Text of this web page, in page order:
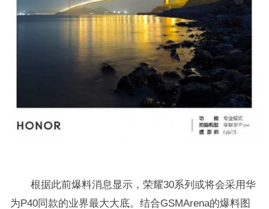
根据此前爆料消息显示，荣耀30系列或将会采用华
为P40同款的业界最大大底。结合GSMArena的爆料图